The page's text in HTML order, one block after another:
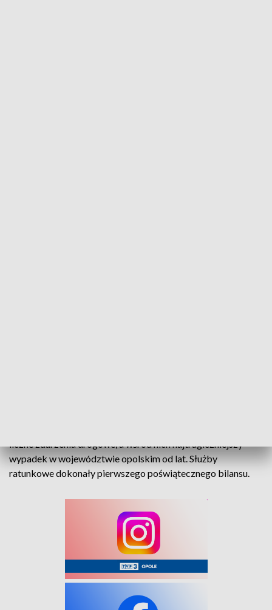
liczne zdarzenia drogowe, a wśród nich najtragiczniejszy
wypadek w województwie opolskim od lat. Służby
ratunkowe dokonały pierwszego poświątecznego bilansu.